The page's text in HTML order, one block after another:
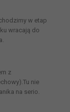
w etap
wracają do
z
nie
na serio.